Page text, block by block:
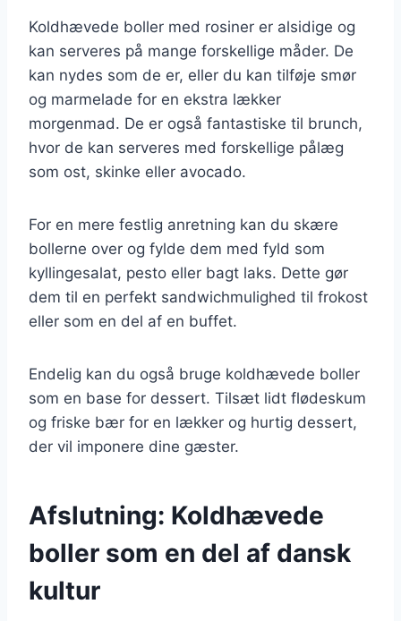
Koldhævede boller med rosiner er alsidige og
kan serveres på mange forskellige måder. De
kan nydes som de er, eller du kan tilføje smør
og marmelade for en ekstra lækker
morgenmad. De er også fantastiske til brunch,
hvor de kan serveres med forskellige pålæg
som ost, skinke eller avocado.
For en mere festlig anretning kan du skære
bollerne over og fylde dem med fyld som
kyllingesalat, pesto eller bagt laks. Dette gør
dem til en perfekt sandwichmulighed til frokost
eller som en del af en buffet.
Endelig kan du også bruge koldhævede boller
som en base for dessert. Tilsæt lidt flødeskum
og friske bær for en lækker og hurtig dessert,
der vil imponere dine gæster.
Afslutning: Koldhævede
boller som en del af dansk
kultur